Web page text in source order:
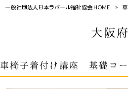
一般社団法人日本ラポール福祉協会 HOME >
大阪
車椅子着付け講座 基礎コ